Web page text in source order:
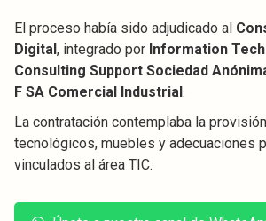
El proceso había sido adjudicado al
Digital, integrado por Information
Consulting Support Sociedad
F SA Comercial Industrial.
La contratación contemplaba la
tecnológicos, muebles y adecuaciones
vinculados al área TIC.